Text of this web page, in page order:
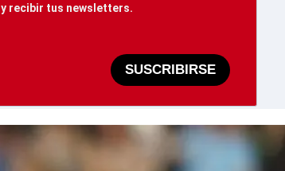
recibir tus newsletters.
SUSCRIBIRSE